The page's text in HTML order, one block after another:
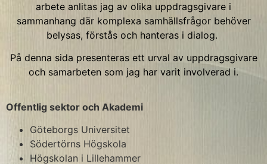
arbete anlitas jag av olika uppdragsgivare i
sammanhang där komplexa samhällsfrågor behöver
belysas, förstås och hanteras i dialog.
På denna sida presenteras ett urval av uppdragsgivare
och samarbeten som jag har varit involverad i.
Offentlig sektor och Akademi
Göteborgs Universitet
Södertörns Högskola
Högskolan i Lillehammer